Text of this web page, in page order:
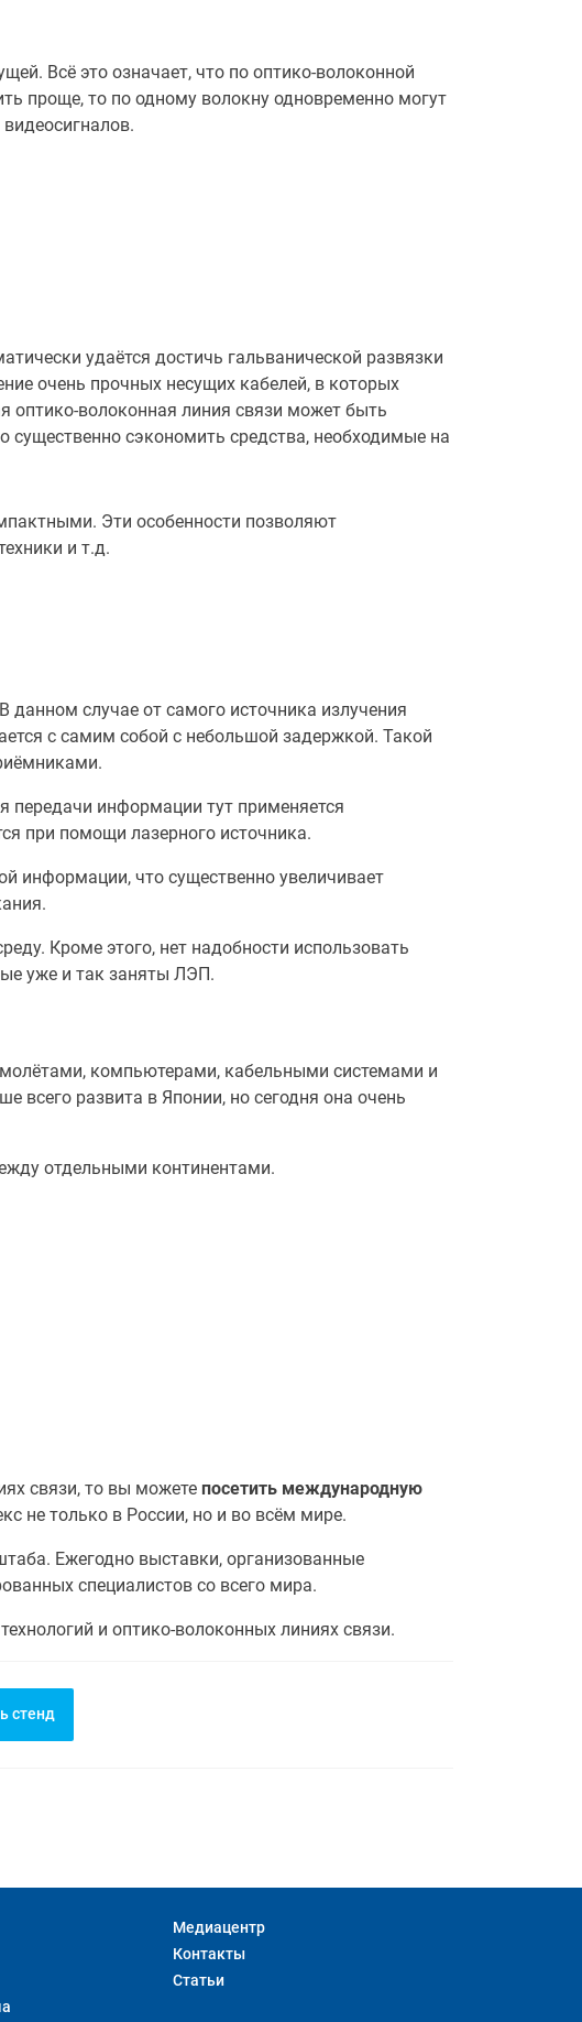
Всё это означает, что по оптико-волоконной
проще, то по одному волокну одновременно могут
удаётся достичь гальванической развязки
очень прочных несущих кабелей, в которых
оптико-волоконная линия связи может быть
сэкономить средства, необходимые на
Эти особенности позволяют
и т.д.
данном случае от самого источника излучения
с самим собой с небольшой задержкой. Такой
передачи информации тут применяется
при помощи лазерного источника.
информации, что существенно увеличивает
Кроме этого, нет надобности использовать
уже и так заняты ЛЭП.
компьютерами, кабельными системами и
всего развита в Японии, но сегодня она очень
отдельными континентами.
связи, то вы можете посетить международную
не только в России, но и во всём мире.
Ежегодно выставки, организованные
специалистов со всего мира.
и оптико-волоконных линиях связи.
стенд
Медиацентр
Контакты
Статьи